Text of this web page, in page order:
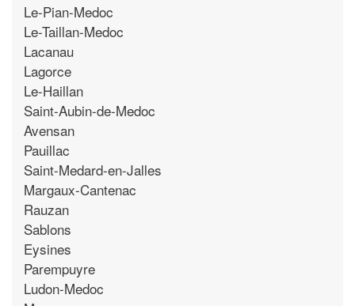
Le-Pian-Medoc
Le-Taillan-Medoc
Lacanau
Lagorce
Le-Haillan
Saint-Aubin-de-Medoc
Avensan
Pauillac
Saint-Medard-en-Jalles
Margaux-Cantenac
Rauzan
Sablons
Eysines
Parempuyre
Ludon-Medoc